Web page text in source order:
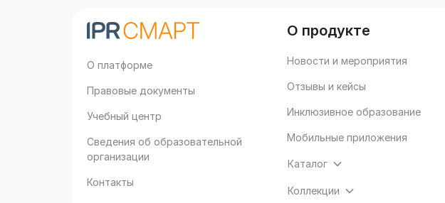
О платформе
Правовые документы
Учебный центр
Сведения об образовательной
организации
Контакты
О продукте
Новости и мероприятия
Отзывы и кейсы
Инклюзивное образование
Мобильные приложения
Каталог
Коллекции